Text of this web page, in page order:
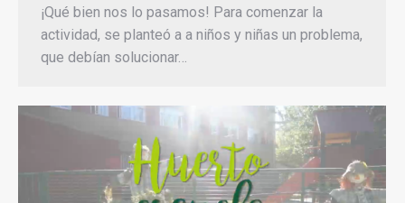
¡Qué bien nos lo pasamos! Para comenzar la
actividad, se planteó a a niños y niñas un problema,
que debían solucionar…